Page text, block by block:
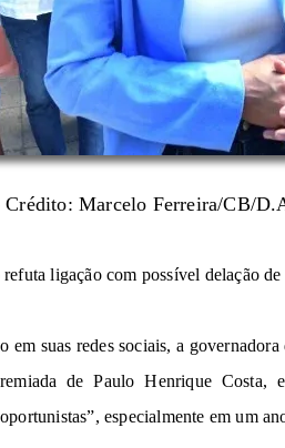
Crédito: Marcelo Ferreira/CB/
refuta ligação com possível delação
em suas redes sociais, a governadora
dePaulo Henrique Costa,
, especialmente emum